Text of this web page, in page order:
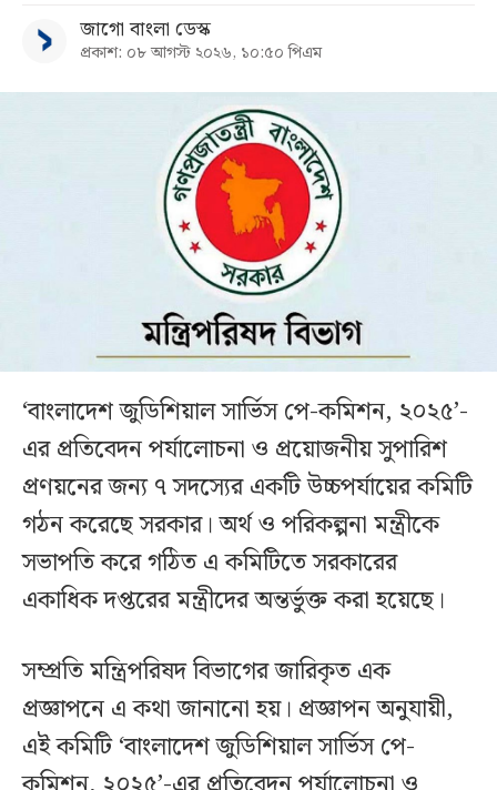
জাগো বাংলা ডেস্ক
প্রকাশ: ০৮ আগস্ট ২০২৬, ১০:৫০ পিএম
‘বাংলাদেশ জুডিশিয়াল সার্ভিস পে-কমিশন, ২০২৫’-
এর প্রতিবেদন পর্যালোচনা ও প্রয়োজনীয় সুপারিশ
প্রণয়নের জন্য ৭ সদস্যের একটি উচ্চপর্যায়ের কমিটি
গঠন করেছে সরকার। অর্থ ও পরিকল্পনা মন্ত্রীকে
সভাপতি করে গঠিত এ কমিটিতে সরকারের
একাধিক দপ্তরের মন্ত্রীদের অন্তর্ভুক্ত করা হয়েছে।
সম্প্রতি মন্ত্রিপরিষদ বিভাগের জারিকৃত এক
প্রজ্ঞাপনে এ কথা জানানো হয়। প্রজ্ঞাপন অনুযায়ী,
এই কমিটি ‘বাংলাদেশ জুডিশিয়াল সার্ভিস পে-